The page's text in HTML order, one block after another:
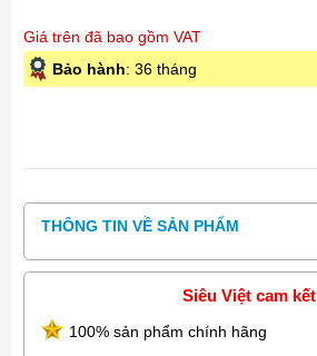
Giá trên đã bao gồm VAT
Bảo hành: 36 tháng
THÔNG TIN VỀ SẢN PHẨM
Siêu Việt cam kết
100% sản phẩm chính hãng